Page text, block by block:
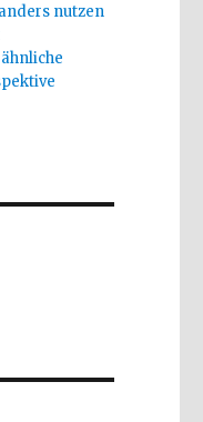
nutzen